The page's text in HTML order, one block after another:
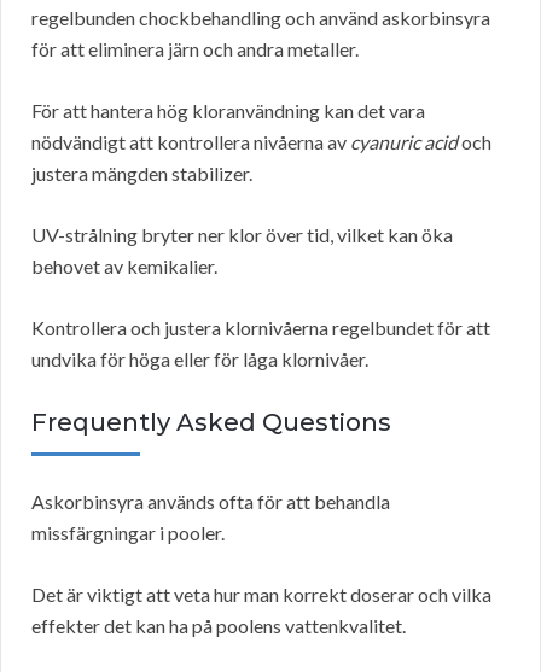
regelbunden chockbehandling och använd askorbinsyra
för att eliminera järn och andra metaller.
För att hantera hög kloranvändning kan det vara
nödvändigt att kontrollera nivåerna av cyanuric acidoch
justera mängden stabilizer.
UV-strålning bryter ner klor över tid, vilket kan öka
behovet av kemikalier.
Kontrollera och justera klornivåerna regelbundet för att
undvika för höga eller för låga klornivåer.
Frequently Asked Questions
Askorbinsyra används ofta för att behandla
missfärgningar i pooler.
Det är viktigt att veta hur man korrekt doserar och vilka
effekter det kan ha på poolens vattenkvalitet.